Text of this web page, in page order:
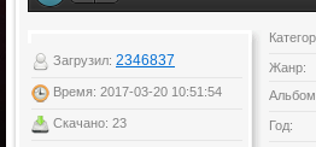
Загрузил: 2346837
Время: 2017-03-20 10:51:54
Скачано: 23
Жанр:
Год: